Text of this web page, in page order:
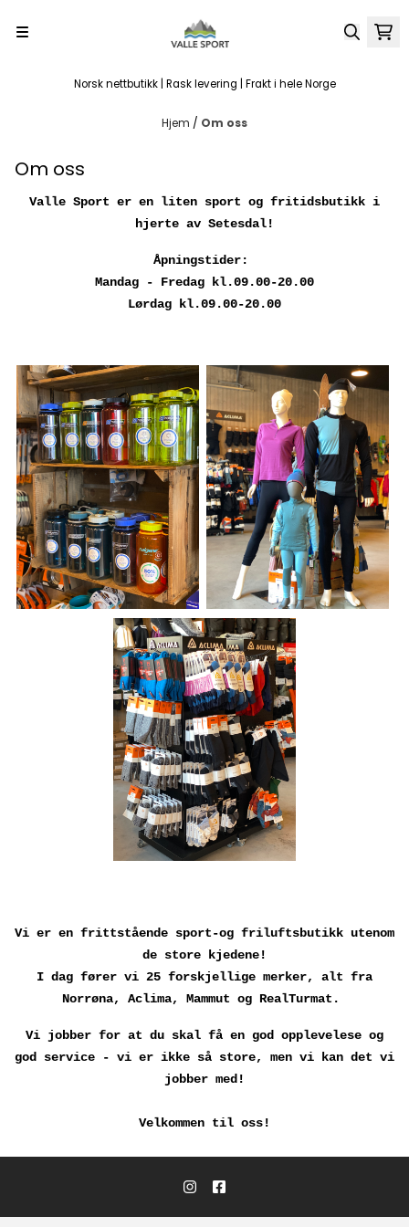
Norsk nettbutikk | Rask levering | Frakt i hele Norge
Hjem / Om oss
Om oss
Valle Sport er en liten sport og fritidsbutikk i
hjerte av Setesdal!
Åpningstider:
Mandag - Fredag kl.09.00-20.00
Lørdag kl.09.00-20.00
Vi er en frittstående sport-og friluftsbutikk utenom
de store kjedene!
I dag fører vi 25 forskjellige merker, alt fra
Norrøna, Aclima, Mammut og RealTurmat.
Vi jobber for at du skal få en god opplevelese og
god service - vi er ikke så store, men vi kan det vi
jobber med!
Velkommen til oss!